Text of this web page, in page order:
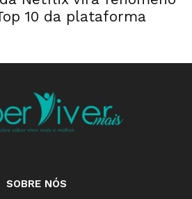
10 da plataforma
SOBRE NÓS